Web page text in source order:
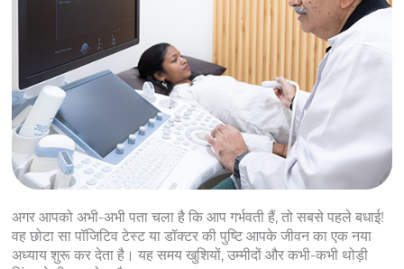
अगर आपको अभी-अभी पता चला है कि आप गर्भवती हैं, तो सबसे पहले बधाई!
वह छोटा सा पॉजिटिव टेस्ट या डॉक्टर की पुष्टि आपके जीवन का एक नया
अध्याय शुरू कर देता है। यह समय खुशियों, उम्मीदों और कभी-कभी थोड़ी